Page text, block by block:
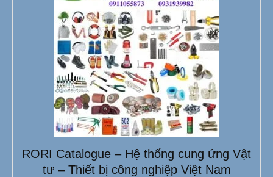
RORI Catalogue – Hệ thống cung ứng Vật
tư – Thiết bị công nghiệp Việt Nam